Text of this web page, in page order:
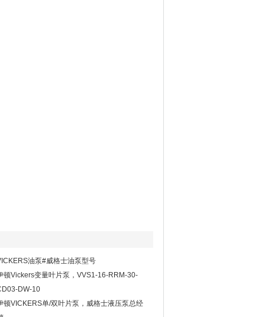
油泵#威格士油泵型号
顿Vickers变量叶片泵，VVS1-16-RRM-30-
DW-10
顿VICKERS单/双叶片泵，威格士液压泵总经